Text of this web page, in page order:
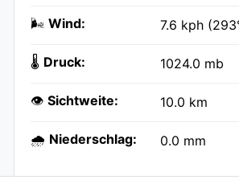
🌬️ Wind: 7.6 kph
🌡️ Druck: 1024.0 mb
👁️ Sichtweite: 10.0 km
🌧️ Niederschlag: 0.0 mm